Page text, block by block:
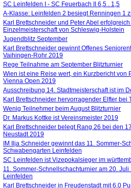
SC Leinfelden I - SC Feuerbach II 6,5 . 1,5
A-Klasse: Leinfelden 2 besiegt Renningen 1
Karl Brettschneider und Peter Abel
Einzelmeisterschaft von Schleswig-Holstein
Jugendblitz September
Karl Brettschneider gewinnt Offenes
Vaihingen-Rohr 2019
Rege Teilnahme am September Blitzturnier
Wien ist eine Reise wert, ein Kurzbericht von
Vienna Open 2019
Ausschreibung 14. Stadtmeisterschaft ist im
Karl Brettschneider hervorragender Elfter bei
Wenig Teilnehmer beim August Blitzturnier
Dr. Markus Kottke ist Vereinsmeister 2019
Karl Brettschneider belegt Rang 26 bei den
Neustadt 2019
IM Ilja Schneider gewinnt das 11. Sommer-
Schwabengarten Leinfelden
SC Leinfelden ist Vizepokalsieger im
11. Sommer-Schnellschachturnier am 20.
Leinfelden
Karl Brettschneider in Freudenstadt mit 6,0